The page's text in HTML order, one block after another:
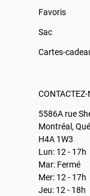
Favoris
Sac
Cartes-
CONTACTEZ-
5586A rue
Montréal,
H4A 1W3
Lun: 12 - 17h
Mar: Fermé
Mer: 12 - 17h
Jeu: 12 - 18h